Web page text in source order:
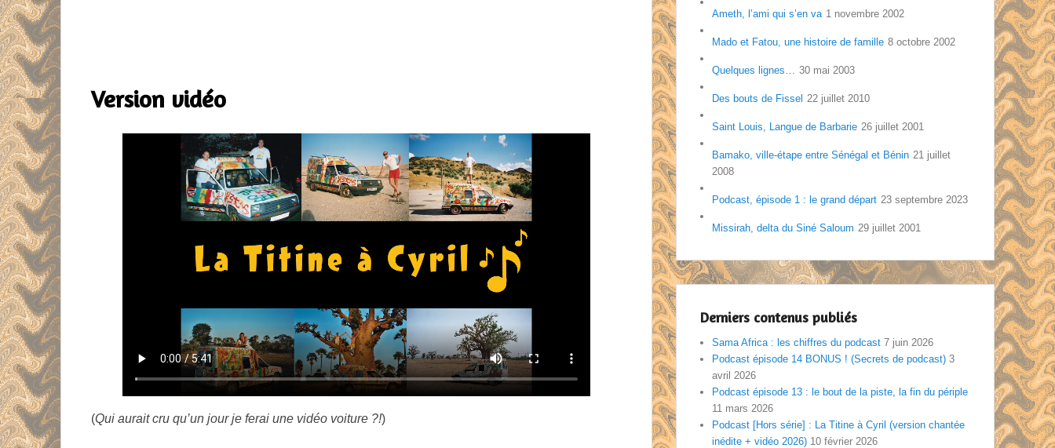
Version vidéo
(Qui aurait cru qu’un jour je ferai une vidéo voiture ?!)
Ameth, l’ami qui s’en va 1 novembre 2002
Mado et Fatou, une histoire de famille 8 octobre 2002
Quelques lignes… 30 mai 2003
Des bouts de Fissel 22 juillet 2010
Saint Louis, Langue de Barbarie 26 juillet 2001
Bamako, ville-étape entre Sénégal et Bénin 21 juillet
2008
Podcast, épisode 1 : le grand départ 23 septembre 2023
Missirah, delta du Siné Saloum 29 juillet 2001
Derniers contenus publiés
Sama Africa : les chiffres du podcast 7 juin 2026
Podcast épisode 14 BONUS ! (Secrets de podcast) 3
avril 2026
Podcast épisode 13 : le bout de la piste, la fin du périple
11 mars 2026
Podcast [Hors série] : La Titine à Cyril (version chantée
inédite + vidéo 2026) 10 février 2026